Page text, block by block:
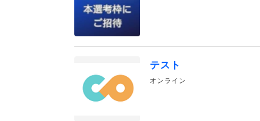
テスト
オンライン